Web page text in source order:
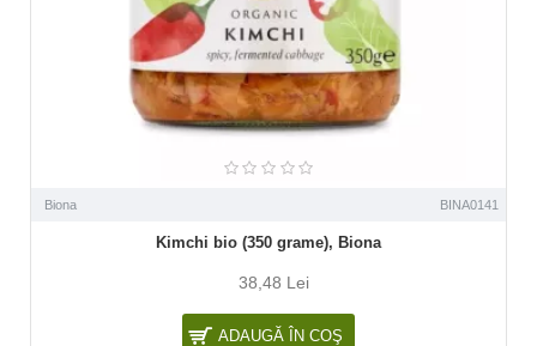
Biona BINA0141
Kimchi bio (350 grame), Biona
38,48 Lei
ADAUGĂ ÎN COŞ